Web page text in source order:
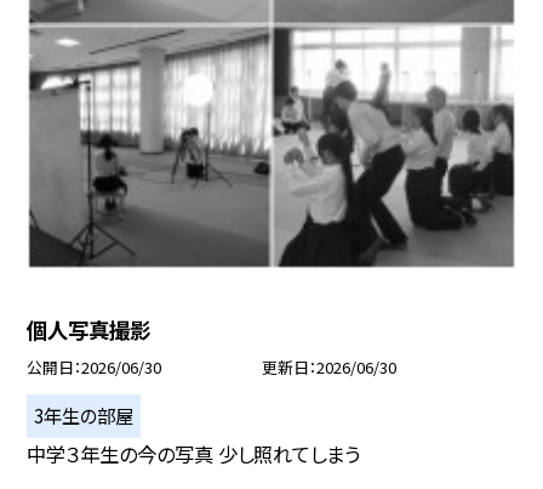
個人写真撮影
公開日 2026/06/30 更新日 2026/06/30
3年生の部屋
中学３年生の今の写真 少し照れてしまう